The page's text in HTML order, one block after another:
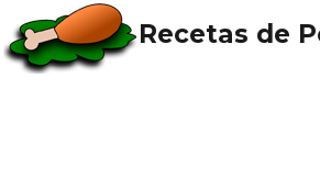
Recetas de